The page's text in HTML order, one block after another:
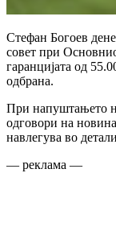
Стефан Богоев
совет при
гаранцијата од
одбрана.
При напуштањето
одговори на
навлегува во
— реклама —